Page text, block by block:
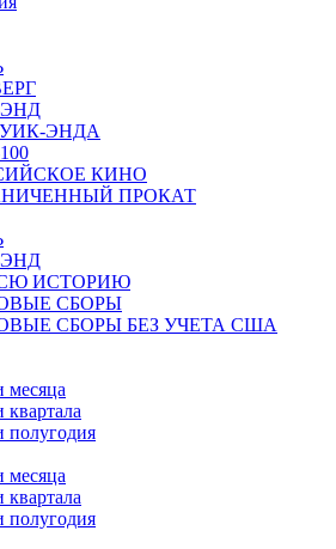
УИК-ЭНДА
КИНО
ПРОКАТ
ИСТОРИЮ
СБОРЫ
СБОРЫ БЕЗ УЧЕТА США
месяца
квартала
полугодия
месяца
квартала
полугодия